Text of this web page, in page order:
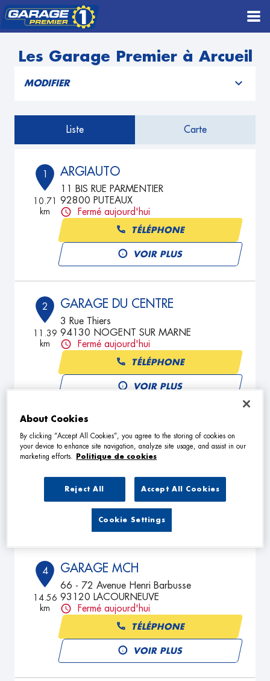
Les Garage Premier à Arcueil
MODIFIER
Liste Carte
1
10.71
km
ARGIAUTO
11 BIS RUE PARMENTIER
92800 PUTEAUX
Fermé aujourd'hui
TÉLÉPHONE
VOIR PLUS
2
11.39
km
GARAGE DU CENTRE
3 Rue Thiers
94130 NOGENT SUR MARNE
Fermé aujourd'hui
TÉLÉPHONE
VOIR PLUS
3
km
GARAGE DU MARCHE
19 Rue d'Alsace Lorraine
Fermé aujourd'hui
TÉLÉPHONE
VOIR PLUS
4
14.56
km
GARAGE MCH
66 - 72 Avenue Henri Barbusse
93120 LACOURNEUVE
Fermé aujourd'hui
TÉLÉPHONE
VOIR PLUS
About Cookies
By clicking “Accept All Cookies”, you agree to the storing of cookies on
your device to enhance site navigation, analyze site usage, and assist in our
marketing efforts.
Politique de cookies
Reject All Accept All Cookies
Cookie Settings